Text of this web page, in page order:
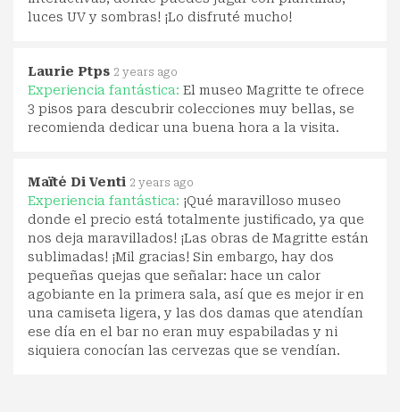
luces UV y sombras! ¡Lo disfruté mucho!
Laurie Ptps 2 years ago
Experiencia fantástica: El museo Magritte te ofrece
3 pisos para descubrir colecciones muy bellas, se
recomienda dedicar una buena hora a la visita.
Maïté Di Venti 2 years ago
Experiencia fantástica: ¡Qué maravilloso museo
donde el precio está totalmente justificado, ya que
nos deja maravillados! ¡Las obras de Magritte están
sublimadas! ¡Mil gracias! Sin embargo, hay dos
pequeñas quejas que señalar: hace un calor
agobiante en la primera sala, así que es mejor ir en
una camiseta ligera, y las dos damas que atendían
ese día en el bar no eran muy espabiladas y ni
siquiera conocían las cervezas que se vendían.